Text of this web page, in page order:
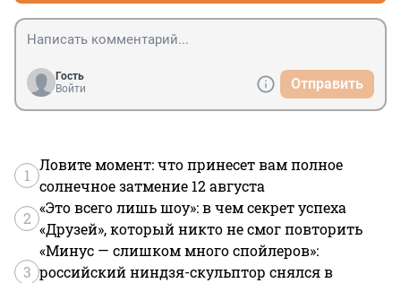
Гость
Войти
Отправить
1
Ловите момент: что принесет вам полное
солнечное затмение 12 августа
2
«Это всего лишь шоу»: в чем секрет успеха
«Друзей», который никто не смог повторить
3
«Минус — слишком много спойлеров»:
российский ниндзя-скульптор снялся в